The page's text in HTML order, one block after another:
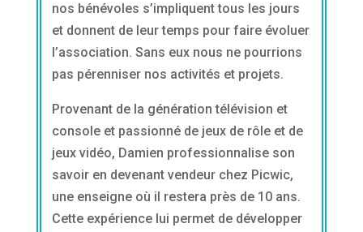
nos bénévoles s’impliquent tous les jours
et donnent de leur temps pour faire évoluer
l’association. Sans eux nous ne pourrions
pas pérenniser nos activités et projets.
Provenant de la génération télévision et
console et passionné de jeux de rôle et de
jeux vidéo, Damien professionnalise son
savoir en devenant vendeur chez Picwic,
une enseigne où il restera près de 10 ans.
Cette expérience lui permet de développer